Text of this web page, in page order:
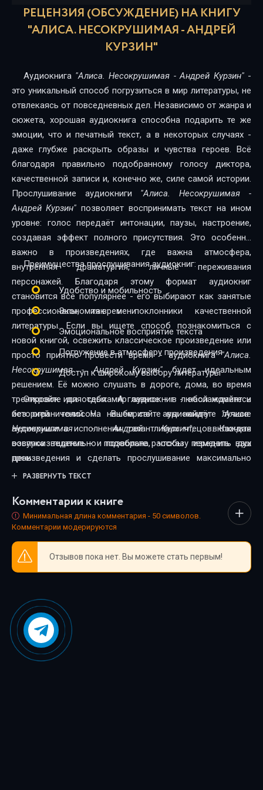
17-glava-16-armija-tmy
18-glava-17-otterna-daksis-senkarna-vmeste-my-nesokrushimy
19-glava-18-posleslovie
РЕЦЕНЗИЯ (ОБСУЖДЕНИЕ) НА КНИГУ
"АЛИСА. НЕСОКРУШИМАЯ - АНДРЕЙ
КУРЗИН"
Аудиокнига "Алиса. Несокрушимая - Андрей Курзин"-
это уникальный способ погрузиться в мир литературы, не
отвлекаясь от повседневных дел. Независимо от жанра и
сюжета, хорошая аудиокнига способна подарить те же
эмоции, что и печатный текст, а в некоторых случаях -
даже глубже раскрыть образы и чувства героев. Всё
благодаря правильно подобранному голосу диктора,
качественной записи и, конечно же, силе самой истории.
Прослушивание аудиокниги "Алиса. Несокрушимая -
Андрей Курзин" позволяет воспринимать текст на ином
уровне: голос передаёт интонации, паузы, настроение,
создавая эффект полного присутствия. Это особенно
важно в произведениях, где важна атмосфера,
внутренняя драматургия, личные переживания
персонажей. Благодаря этому формат аудиокниг
становится всё популярнее - его выбирают как занятые
профессионалы, так и поклонники качественной
литературы. Если вы ищете способ познакомиться с
новой книгой, освежить классическое произведение или
просто приятно провести время - аудиокнига"Алиса.
Несокрушимая - Андрей Курзин"будет идеальным
решением. Её можно слушать в дороге, дома, во время
тренировок или отдыха. А главное - в любой момент и
без ограничений. На нашем сайте вы найдёте лучшие
аудиокниги в исполнении талантливых чтецов. Каждая
озвучка тщательно подобрана, чтобы передать дух
произведения и сделать прослушивание максимально
комфортным. Новинки и классика, фантастика и драма,
каждый нашёл книгу по душе.
Преимущества прослушивания аудиокниг:
Удобство и мобильность
Экономия времени
Эмоциональное восприятие текста
Погружение в атмосферу произведения
Доступ к широкому выбору литературы
Откройте для себя мир аудиокниг - наслаждайтесь
историей голосом. Выберите аудиокнигу "Алиса.
Несокрушимая - Андрей Курзин", включите
воспроизведение - и позвольте рассказу изменить ваш
день.
РАЗВЕРНУТЬ ТЕКСТ
Комментарии к книге
Минимальная длина комментария - 50 символов.
Комментарии модерируются
Отзывов пока нет. Вы можете стать первым!